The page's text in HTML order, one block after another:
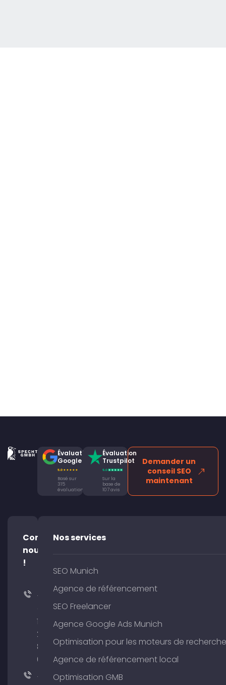
Évaluation
Google
Basé sur
315
évaluations
Évaluation
Trustpilot
Sur la
base de
107 avis
Demander un
conseil SEO
maintenant
Contacte-
nous
!
+49
176
204
801
64
+49
Nos services
SEO Munich
Agence de référencement
SEO Freelancer
Agence Google Ads Munich
Optimisation pour les moteurs de recherche
Agence de référencement local
Optimisation GMB